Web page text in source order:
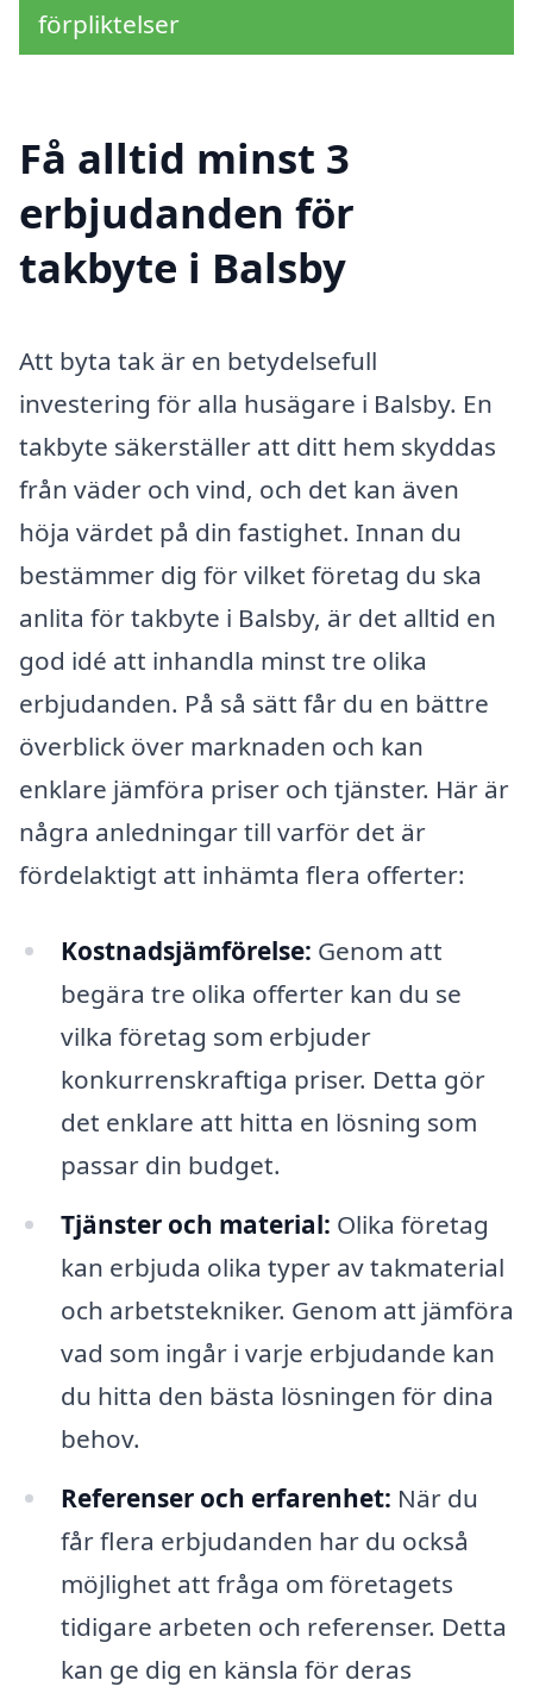
förpliktelser
Få alltid minst 3
erbjudanden för
takbyte i Balsby
Att byta tak är en betydelsefull
investering för alla husägare i Balsby. En
takbyte säkerställer att ditt hem skyddas
från väder och vind, och det kan även
höja värdet på din fastighet. Innan du
bestämmer dig för vilket företag du ska
anlita för takbyte i Balsby, är det alltid en
god idé att inhandla minst tre olika
erbjudanden. På så sätt får du en bättre
överblick över marknaden och kan
enklare jämföra priser och tjänster. Här är
några anledningar till varför det är
fördelaktigt att inhämta flera offerter:
Kostnadsjämförelse: Genom att
begära tre olika offerter kan du se
vilka företag som erbjuder
konkurrenskraftiga priser. Detta gör
det enklare att hitta en lösning som
passar din budget.
Tjänster och material: Olika företag
kan erbjuda olika typer av takmaterial
och arbetstekniker. Genom att jämföra
vad som ingår i varje erbjudande kan
du hitta den bästa lösningen för dina
behov.
Referenser och erfarenhet: När du
får flera erbjudanden har du också
möjlighet att fråga om företagets
tidigare arbeten och referenser. Detta
kan ge dig en känsla för deras